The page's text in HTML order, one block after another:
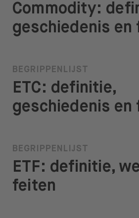
Commodity:
geschiedenis en
BEGRIPPENLIJST
ETC: definitie,
geschiedenis en
BEGRIPPENLIJST
ETF: definitie,
feiten